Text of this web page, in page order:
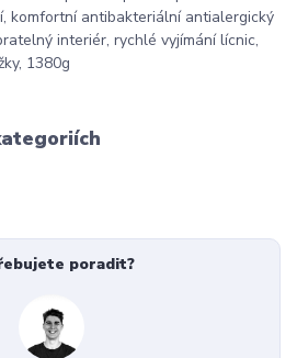
komfortní antibakteriální antialergický
interiér, rychlé vyjímání lícnic,
1380g
poradit?